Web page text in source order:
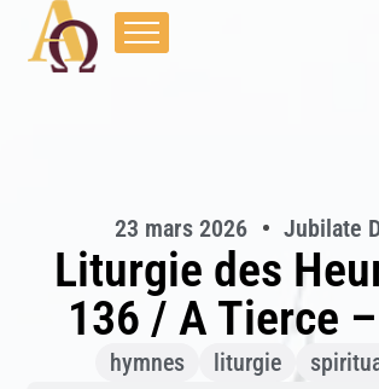
23 mars 2026 Jubilate
Liturgie des
136 / A Tierce
hymnes liturgie